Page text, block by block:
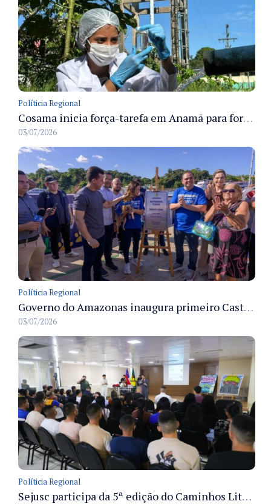
Políticia Regional
Cosama inicia força-tarefa em Anamã para fortalecer abastecimento de água e segurança hídrica da população
03/07/2026
Políticia Regional
Governo do Amazonas inaugura primeiro Castramóvel Fluvial para atendimento veterinário às comunidades ribeirinhas e castração gratuita
03/07/2026
Políticia Regional
Sejusc participa da 5ª edição do Caminhos Literários com foco na cultura hip-hop nas unidades socioeducativas